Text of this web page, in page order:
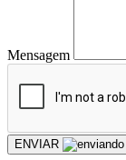
Mensagem
ENVIAR